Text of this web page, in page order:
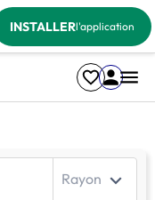
INSTALLERl'application
Rayon